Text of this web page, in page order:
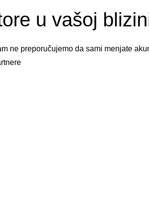
u vašoj
ne preporučujemo da sami menjate